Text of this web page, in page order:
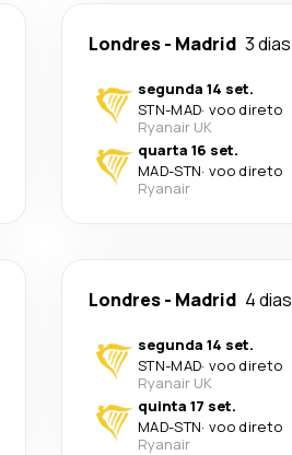
Londres- Madrid 3 dias
segunda 14 set.
STN-MAD· voo direto
Ryanair UK
quarta 16 set.
MAD-STN· voo direto
Ryanair
Londres- Madrid 4 dias
segunda 14 set.
STN-MAD· voo direto
Ryanair UK
quinta 17 set.
MAD-STN· voo direto
Ryanair